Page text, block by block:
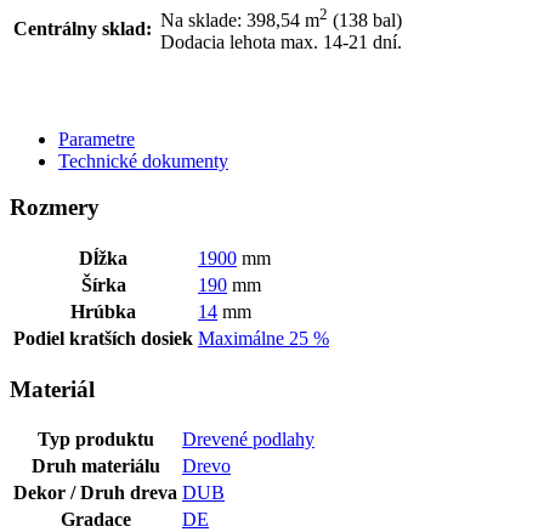
Centrálny sklad: Na sklade: 398,54 m2 (138 bal)
Dodacia lehota max. 14-21 dní.
Parametre
Technické dokumenty
Rozmery
Dĺžka 1900 mm
Šírka
190 mm
Hrúbka
14 mm
Podiel kratších dosiek Maximálne 25 %
Materiál
Typ produktu
Drevené podlahy
Druh materiálu
Drevo
Dekor / Druh dreva DUB
Gradace
DE